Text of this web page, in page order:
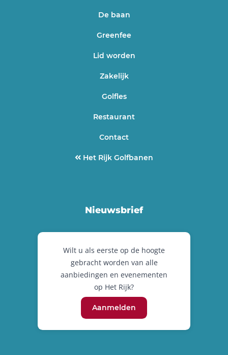
De baan
Greenfee
Lid worden
Zakelijk
Golfles
Restaurant
Contact
Het Rijk Golfbanen
Nieuwsbrief
Wilt u als eerste op de hoogte
gebracht worden van alle
aanbiedingen en evenementen
op Het Rijk?
Aanmelden